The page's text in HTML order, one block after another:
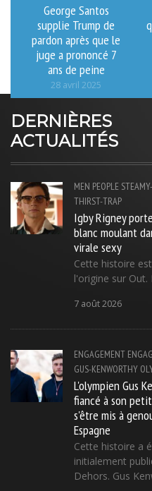
George Santos
supplie Trump de
pardon après que le
juge a prononcé 7
ans de peine
28 avril 2025
DERNIÈRES
ACTUALITÉS
MEN PEOPLE
THIRST-TRAP
Igby Rigney
blanc moulant
virale sexy
Cette histoire
l'origine sur Out.
7 août 2026
ENGAGEMENT
GUS-KENWORTHY
L'olympien Gus
fiancé à son
s'être mis à
Espagne
Cette histoire a
initialement
Dehors. Gus